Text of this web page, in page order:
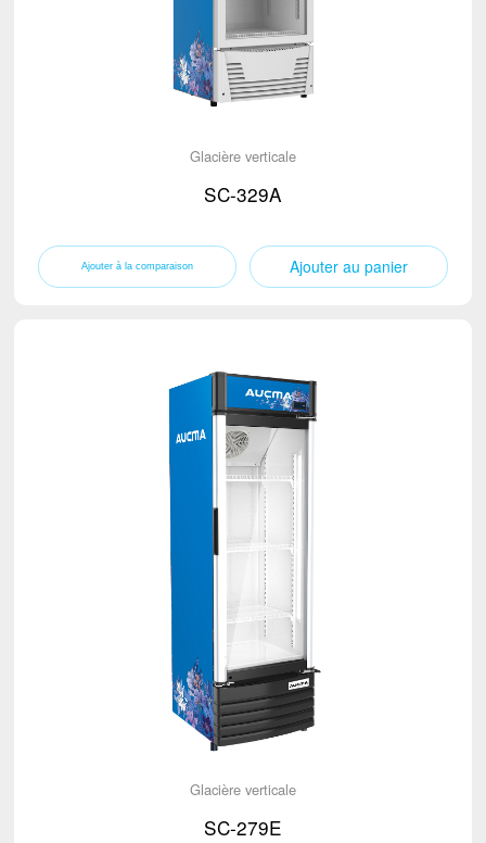
Glacière verticale
SC-329A
Ajouter au panier
Glacière verticale
SC-279E